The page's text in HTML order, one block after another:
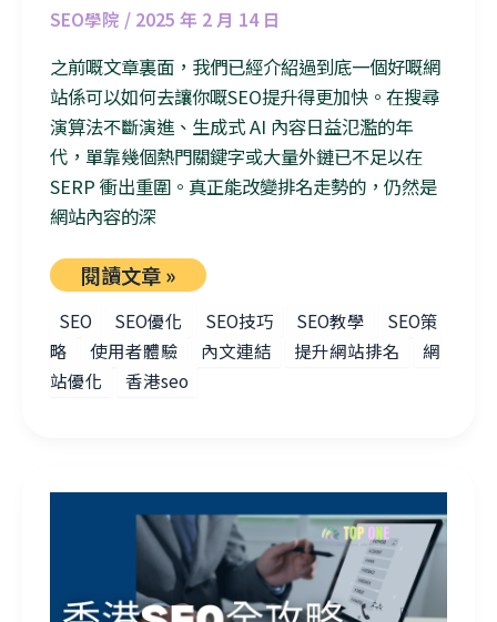
SEO學院 / 2025 年 2 月 14 日
之前嘅文章裏面，我們已經介紹過到底一個好嘅網
站係可以如何去讓你嘅SEO提升得更加快。在搜尋
演算法不斷演進、生成式 AI 內容日益氾濫的年
代，單靠幾個熱門關鍵字或大量外鏈已不足以在
SERP 衝出重圍。真正能改變排名走勢的，仍然是
網站內容的深
閱讀文章 »
SEO SEO優化 SEO技巧 SEO教學
SEO策
略
使用者體驗 內文連結 提升網站排名
網
站優化
香港seo
香港 SEO 全攻略：從內容設計到行動優化，提升網站排名的方法